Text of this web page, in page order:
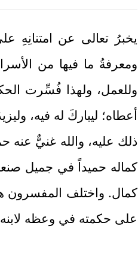
يخبرُ تعالى عن امتنانِهِ
ومعرفةُ ما فيها من
وللعمل، ولهذا فُسِّرت
أعطاه؛ ليباركَ له فيه،
ذلك عليه، والله غنيٌّ عنه
كماله حميداً في جميل
كمال. واختلف المفسرون
على حكمته في وعظه